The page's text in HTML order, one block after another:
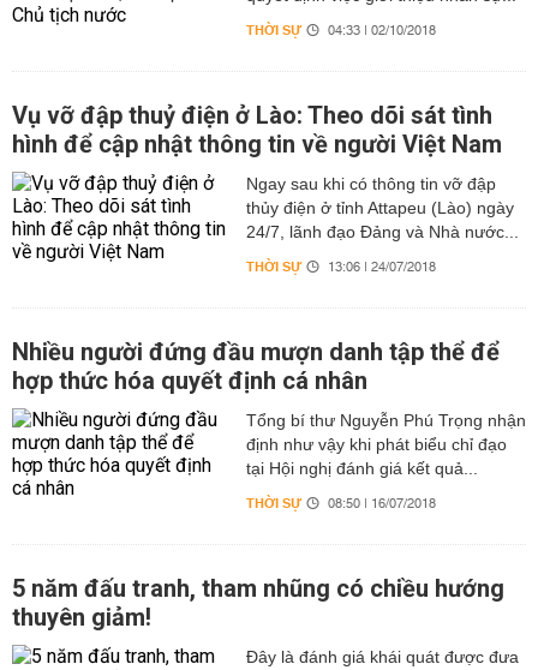
THỜI SỰ 04:33 | 02/10/2018
Vụ vỡ đập thuỷ điện ở Lào: Theo dõi sát tình
hình để cập nhật thông tin về người Việt Nam
Ngay sau khi có thông tin vỡ đập
thủy điện ở tỉnh Attapeu (Lào) ngày
24/7, lãnh đạo Đảng và Nhà nước...
THỜI SỰ 13:06 | 24/07/2018
Nhiều người đứng đầu mượn danh tập thể để
hợp thức hóa quyết định cá nhân
Tổng bí thư Nguyễn Phú Trọng nhận
định như vậy khi phát biểu chỉ đạo
tại Hội nghị đánh giá kết quả...
THỜI SỰ 08:50 | 16/07/2018
5 năm đấu tranh, tham nhũng có chiều hướng
thuyên giảm!
Đây là đánh giá khái quát được đưa